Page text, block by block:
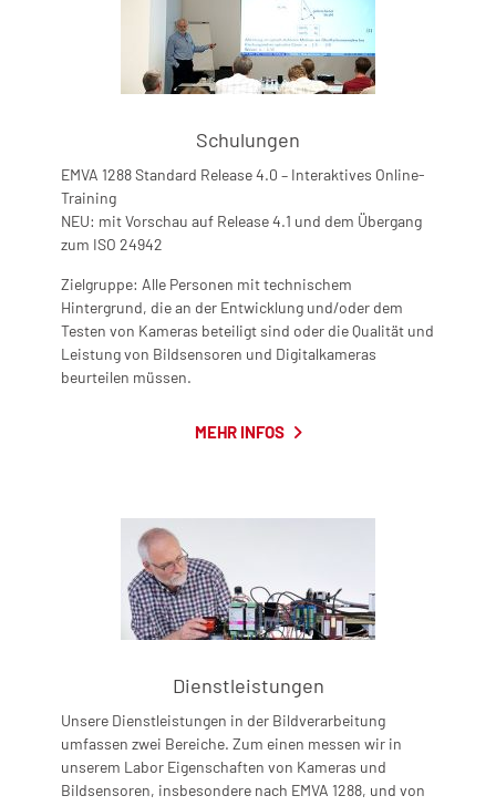
Schulungen
EMVA 1288 Standard Release 4.0 – Interaktives Online-
Training
NEU: mit Vorschau auf Release 4.1 und dem Übergang
zum ISO 24942
Zielgruppe: Alle Personen mit technischem
Hintergrund, die an der Entwicklung und/oder dem
Testen von Kameras beteiligt sind oder die Qualität und
Leistung von Bildsensoren und Digitalkameras
beurteilen müssen.
MEHR INFOS
Dienstleistungen
Unsere Dienstleistungen in der Bildverarbeitung
umfassen zwei Bereiche. Zum einen messen wir in
unserem Labor Eigenschaften von Kameras und
Bildsensoren, insbesondere nach EMVA 1288, und von